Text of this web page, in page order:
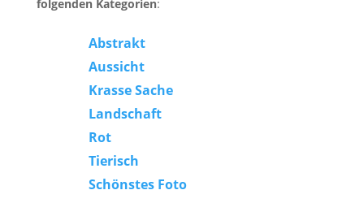
folgenden Kategorien:
Abstrakt
Aussicht
Krasse Sache
Landschaft
Rot
Tierisch
Schönstes Foto